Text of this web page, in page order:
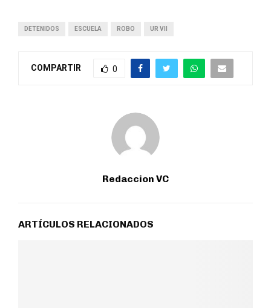
DETENIDOS ESCUELA ROBO UR VII
COMPARTIR 0
Redaccion VC
ARTÍCULOS RELACIONADOS